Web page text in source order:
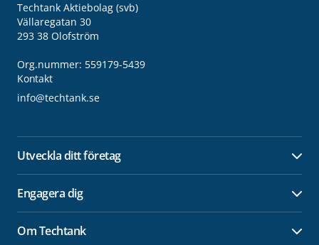
Techtank Aktiebolag (svb)
Vällaregatan 30
293 38 Olofström
Org.nummer: 559179-5439
Kontakt
info@techtank.se
Utveckla ditt företag
Engagera dig
Om Techtank